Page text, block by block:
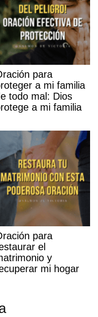
para
a mi familia
todo mal: Dios
a mi familia
para
el
y
mi hogar